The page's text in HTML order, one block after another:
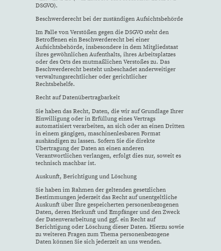
DSGVO).
Beschwerde­recht bei der zuständigen Aufsichts­behörde
Im Falle von Verstößen gegen die DSGVO steht den
Betroffenen ein Beschwerderecht bei einer
Aufsichtsbehörde, insbesondere in dem Mitgliedstaat
ihres gewöhnlichen Aufenthalts, ihres Arbeitsplatzes
oder des Orts des mutmaßlichen Verstoßes zu. Das
Beschwerderecht besteht unbeschadet anderweitiger
verwaltungsrechtlicher oder gerichtlicher
Rechtsbehelfe.
Recht auf Daten­übertrag­barkeit
Sie haben das Recht, Daten, die wir auf Grundlage Ihrer
Einwilligung oder in Erfüllung eines Vertrags
automatisiert verarbeiten, an sich oder an einen Dritten
in einem gängigen, maschinenlesbaren Format
aushändigen zu lassen. Sofern Sie die direkte
Übertragung der Daten an einen anderen
Verantwortlichen verlangen, erfolgt dies nur, soweit es
technisch machbar ist.
Auskunft, Berichtigung und Löschung
Sie haben im Rahmen der geltenden gesetzlichen
Bestimmungen jederzeit das Recht auf unentgeltliche
Auskunft über Ihre gespeicherten personenbezogenen
Daten, deren Herkunft und Empfänger und den Zweck
der Datenverarbeitung und ggf. ein Recht auf
Berichtigung oder Löschung dieser Daten. Hierzu sowie
zu weiteren Fragen zum Thema personenbezogene
Daten können Sie sich jederzeit an uns wenden.